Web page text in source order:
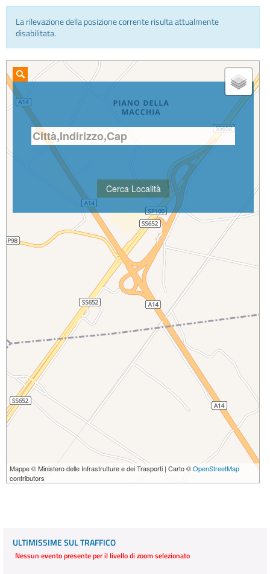
INFO E MEDIA
IN VIAGGIO
La rilevazione della posizione corrente risulta attualmente
disabilitata.
Mappe © Ministero delle Infrastrutture e dei Trasporti | Carto ©OpenStreetMap
contributors
ULTIMISSIME SUL TRAFFICO
Nessun evento presente per il livello di zoom selezionato